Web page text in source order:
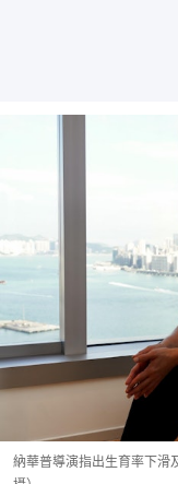
納華普導演指出生育率下